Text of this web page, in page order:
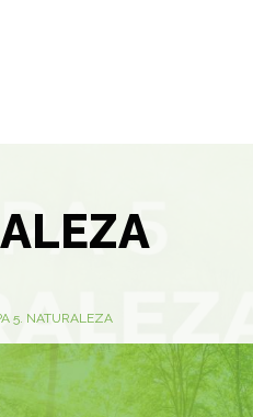
5. NATURALEZA